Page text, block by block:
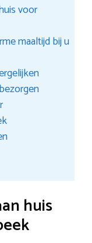
voor
maaltijd bij u
huis